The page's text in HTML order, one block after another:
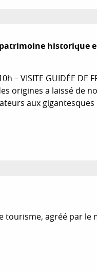
patrimoine historique
– VISITE GUIDÉE DE
origines a laissé de
aux gigantesques
tourisme, agréé par le